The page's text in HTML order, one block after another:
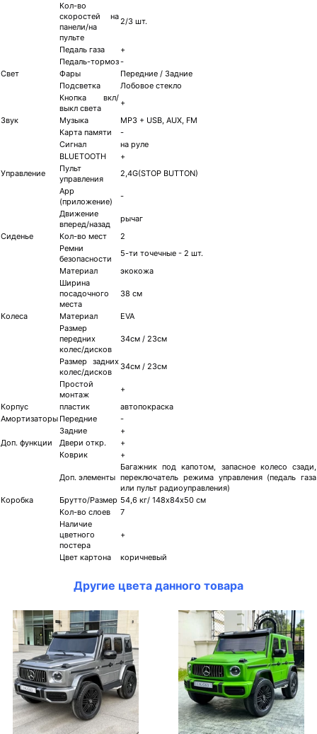
Кол-во
скоростей на
панели/на
пульте
2/3 шт.
Педаль газа
+
Педаль-тормоз-
Свет
Фары
Передние / Задние
Подсветка
Лобовое стекло
Кнопка вкл/
выкл света
+
Звук
Музыка
MP3 + USB, AUX, FM
Карта памяти
-
Сигнал
на руле
BLUETOOTH
+
Управление
Пульт
управления
2,4G(STOP BUTTON)
App
(приложение)
-
Движение
вперед/назад
рычаг
Сиденье
Кол-во мест
2
Ремни
безопасности
5-ти точечные - 2 шт.
Материал
экокожа
Ширина
посадочного
места
38 см
Колеса Материал
EVA
Размер
передних
колес/дисков
34см / 23см
Размер задних
колес/дисков
34см / 23см
Простой
монтаж
+
Корпус
пластик
автопокраска
Амортизаторы Передние
-
Задние
+
Доп. функции
Двери откр.
+
Коврик
+
Доп. элементы
Багажник под капотом, запасное колесо сзади,
переключатель режима управления (педаль газа
или пульт радиоуправления)
Коробка
Брутто/Размер 54,6 кг/ 148х84х50 см
Кол-во слоев
7
Наличие
цветного
постера
+
Цвет картона коричневый
Другие цвета данного товара